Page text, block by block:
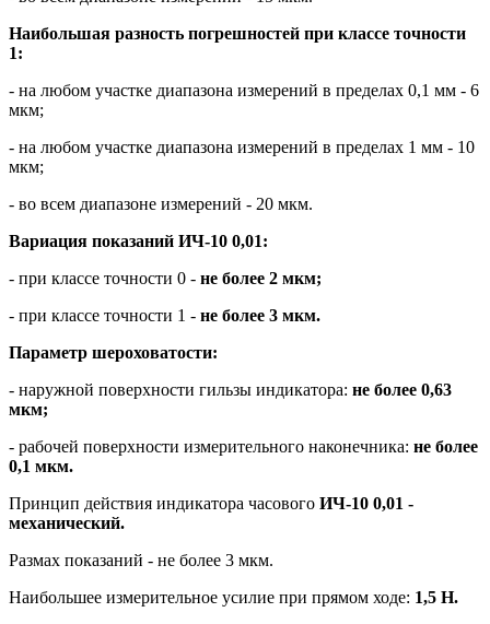
Наибольшая разность погрешностей при классе точности
1:
- на любом участке диапазона измерений в пределах 0,1 мм - 6
мкм;
- на любом участке диапазона измерений в пределах 1 мм - 10
мкм;
- во всем диапазоне измерений - 20 мкм.
Вариация показаний ИЧ-10 0,01:
- при классе точности 0 - не более 2 мкм;
- при классе точности 1 - не более 3 мкм.
Параметр шероховатости:
- наружной поверхности гильзы индикатора: не более 0,63
мкм;
- рабочей поверхности измерительного наконечника: не более
0,1 мкм.
Принцип действия индикатора часового ИЧ-10 0,01 -
механический.
Размах показаний - не более 3 мкм.
Наибольшее измерительное усилие при прямом ходе: 1,5 Н.